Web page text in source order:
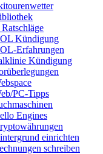
Kündigung
Erfahrungen
Kündigung
PC-Tipps
Engines
einrichten
schreiben